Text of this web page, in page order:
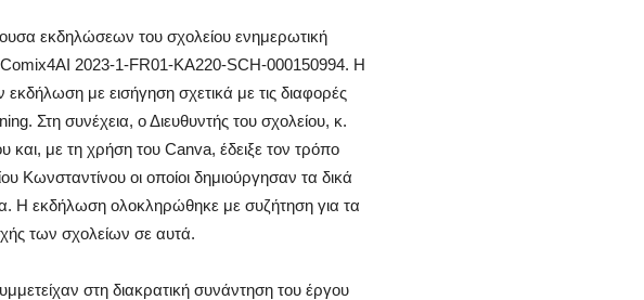
εκδηλώσεων του σχολείου ενημερωτική
2023-1-FR01-KA220-SCH-000150994. Η
με εισήγηση σχετικά με τις διαφορές
Στη συνέχεια, ο Διευθυντής του σχολείου, κ.
με τη χρήση του Canva, έδειξε τον τρόπο
Κωνσταντίνου οι οποίοι δημιούργησαν τα δικά
Η εκδήλωση ολοκληρώθηκε με συζήτηση για τα
των σχολείων σε αυτά.
στη διακρατική συνάντηση του έργου